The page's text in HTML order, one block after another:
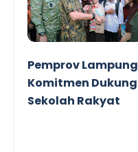
Pemprov Lampung
Komitmen Dukung
Sekolah Rakyat